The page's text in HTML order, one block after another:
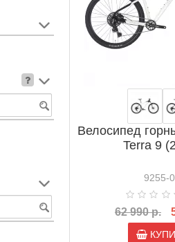
Велосипед
Terra 9
9255-
62 990 р.